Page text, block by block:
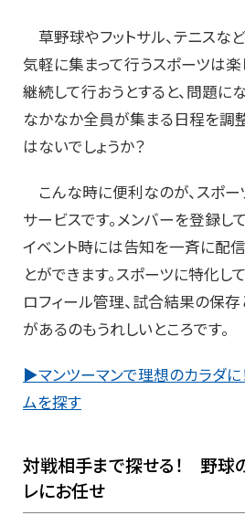
草野球やフットサル、テニスな
気軽に集まって行うスポーツは楽
継続して行おうとすると、問題に
なかなか全員が集まる日程を調
はないでしょうか？
こんな時に便利なのが、スポ
サービスです。メンバーを登録し
イベント時には告知を一斉に配
とができます。スポーツに特化し
ロフィール管理、試合結果の保
があるのもうれしいところです。
▶マンツーマンで理想のカラダに
ムを探す
対戦相手まで探せる！ 野球
レにお任せ